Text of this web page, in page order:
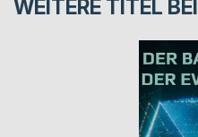
WEITERE TITEL BEI